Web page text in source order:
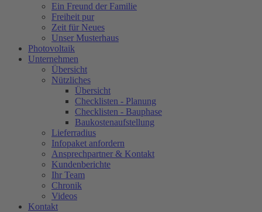
Ein Freund der Familie
Freiheit pur
Zeit für Neues
Unser Musterhaus
Photovoltaik
Unternehmen
Übersicht
Nützliches
Übersicht
Checklisten - Planung
Checklisten - Bauphase
Baukostenaufstellung
Lieferradius
Infopaket anfordern
Ansprechpartner & Kontakt
Kundenberichte
Ihr Team
Chronik
Videos
Kontakt